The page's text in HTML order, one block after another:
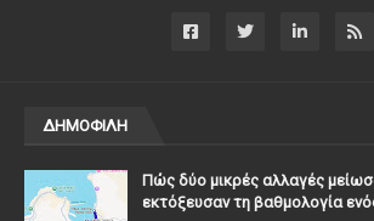
ΔΗΜΟΦΙΛΗ
Πώς δύο μικρές αλλαγές
εκτόξευσαν τη βαθμολογία